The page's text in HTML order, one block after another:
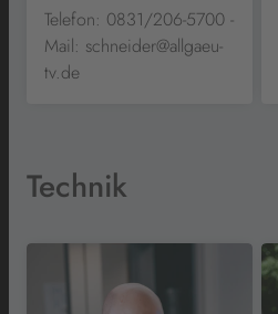
Telefon: 0831/206-5700 -
Mail: schneider@allgaeu-
tv.de
Technik